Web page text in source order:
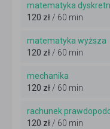
matematyka
120 zł/ 60 min
matematyka wyższa
120 zł/ 60 min
mechanika
120 zł/ 60 min
rachunek
120 zł/ 60 min